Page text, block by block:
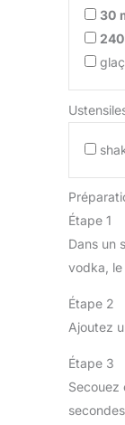
30
240
Étape 1
Dans un
vodka,
Étape 2
Ajoutez
Étape 3
Secouez